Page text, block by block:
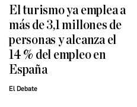
El turismo ya emplea a
más de 3,1 millones de
personas y alcanza el
14 % del empleo en
España
El Debate